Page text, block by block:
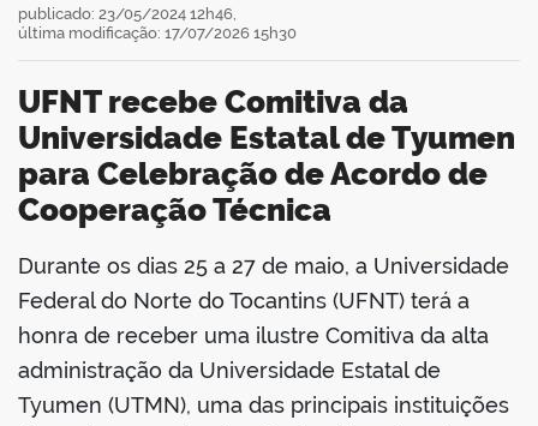
UFNT recebe Comitiva da
Universidade Estatal de Tyumen
para Celebração de Acordo de
Cooperação Técnica
publicado: 23/05/2024 12h46,
última modificação: 17/07/2026 15h30
Durante os dias 25 a 27 de maio, a Universidade
Federal do Norte do Tocantins (UFNT) terá a
honra de receber uma ilustre Comitiva da alta
administração da Universidade Estatal de
Tyumen (UTMN), uma das principais instituições